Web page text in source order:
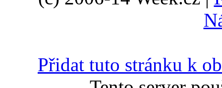
Přidat tuto stránku k